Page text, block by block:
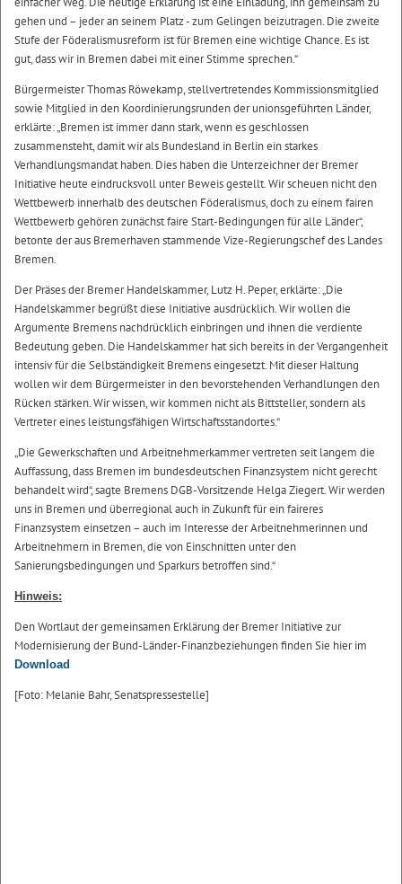
gehen und – jeder an seinem Platz - zum Gelingen beizutragen. Die zweite
Stufe der Föderalismusreform ist für Bremen eine wichtige Chance. Es ist
gut, dass wir in Bremen dabei mit einer Stimme sprechen.“
Bürgermeister Thomas Röwekamp, stellvertretendes Kommissionsmitglied
sowie Mitglied in den Koordinierungsrunden der unionsgeführten Länder,
erklärte: „Bremen ist immer dann stark, wenn es geschlossen
zusammensteht, damit wir als Bundesland in Berlin ein starkes
Verhandlungsmandat haben. Dies haben die Unterzeichner der Bremer
Initiative heute eindrucksvoll unter Beweis gestellt. Wir scheuen nicht den
Wettbewerb innerhalb des deutschen Föderalismus, doch zu einem fairen
Wettbewerb gehören zunächst faire Start-Bedingungen für alle Länder“,
betonte der aus Bremerhaven stammende Vize-Regierungschef des Landes
Bremen.
Der Präses der Bremer Handelskammer, Lutz H. Peper, erklärte: „Die
Handelskammer begrüßt diese Initiative ausdrücklich. Wir wollen die
Argumente Bremens nachdrücklich einbringen und ihnen die verdiente
Bedeutung geben. Die Handelskammer hat sich bereits in der Vergangenheit
intensiv für die Selbständigkeit Bremens eingesetzt. Mit dieser Haltung
wollen wir dem Bürgermeister in den bevorstehenden Verhandlungen den
Rücken stärken. Wir wissen, wir kommen nicht als Bittsteller, sondern als
Vertreter eines leistungsfähigen Wirtschaftsstandortes.“
„Die Gewerkschaften und Arbeitnehmerkammer vertreten seit langem die
Auffassung, dass Bremen im bundesdeutschen Finanzsystem nicht gerecht
behandelt wird“, sagte Bremens DGB-Vorsitzende Helga Ziegert. Wir werden
uns in Bremen und überregional auch in Zukunft für ein faireres
Finanzsystem einsetzen – auch im Interesse der Arbeitnehmerinnen und
Arbeitnehmern in Bremen, die von Einschnitten unter den
Sanierungsbedingungen und Sparkurs betroffen sind.“
Hinweis:
Den Wortlaut der gemeinsamen Erklärung der Bremer Initiative zur
Modernisierung der Bund-Länder-Finanzbeziehungen finden Sie hier im
Download
[Foto: Melanie Bahr, Senatspressestelle]